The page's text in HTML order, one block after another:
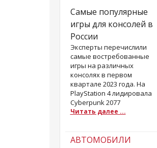
Самые популярные
игры для консолей в
России
Эксперты перечислили
самые востребованные
игры на различных
консолях в первом
квартале 2023 года. На
PlayStation 4 лидировала
Cyberpunk 2077
Читать далее ...
АВТОМОБИЛИ